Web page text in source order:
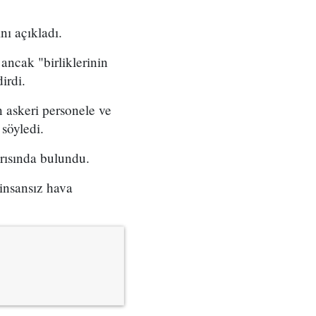
açıkladı.
ancak "birliklerinin
personele ve
bulundu.
hava